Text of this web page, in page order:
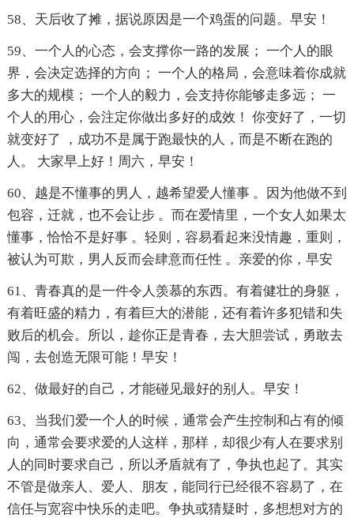
58、天后收了摊，据说原因是一个鸡蛋的问题。早安！
59、一个人的心态，会支撑你一路的发展； 一个人的眼
界，会决定选择的方向； 一个人的格局，会意味着你成就
多大的规模； 一个人的毅力，会支持你能够走多远； 一
个人的用心，会注定你做出多好的成效！ 你变好了，一切
就变好了 ，成功不是属于跑最快的人，而是不断在跑的
人。 大家早上好！周六，早安！
60、越是不懂事的男人，越希望爱人懂事 。因为他做不到
包容，迁就，也不会让步 。而在爱情里，一个女人如果太
懂事，恰恰不是好事 。轻则，容易看起来没情趣，重则，
被认为可欺，男人反而会肆意而任性 。亲爱的你，早安
61、青春真的是一件令人羡慕的东西。有着健壮的身躯，
有着旺盛的精力，有着巨大的潜能，还有着许多犯错和失
败后的机会。所以，趁你正是青春，去大胆尝试，勇敢去
闯，去创造无限可能！早安！
62、做最好的自己，才能碰见最好的别人。早安！
63、当我们爱一个人的时候，通常会产生控制和占有的倾
向，通常会要求爱的人这样，那样，却很少有人在要求别
人的同时要求自己，所以矛盾就有了，争执也起了。其实
不管是做亲人、爱人、朋友，能同行已经很不容易了，在
信任与宽容中快乐的走吧。争执或猜疑时，多想想对方的